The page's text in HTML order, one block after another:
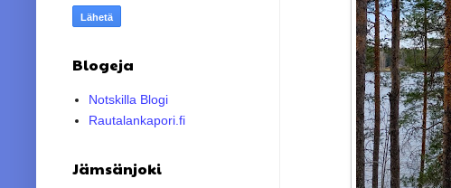
Blogeja
Notskilla Blogi
Rautalankapori.fi
Jämsänjoki